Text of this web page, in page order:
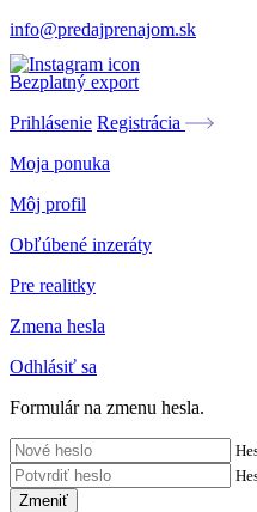
info@predajprenajom.sk
Bezplatný export
Prihlásenie Registrácia
Moja ponuka
Môj profil
Obľúbené inzeráty
Pre realitky
Zmena hesla
Odhlásiť sa
Formulár na zmenu hesla.
Zmeniť